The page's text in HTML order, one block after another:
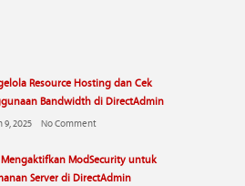
Resource Hosting dan Cek
Bandwidth di DirectAdmin
9, 2025 No Comment
Mengaktifkan ModSecurity untuk
Server di DirectAdmin